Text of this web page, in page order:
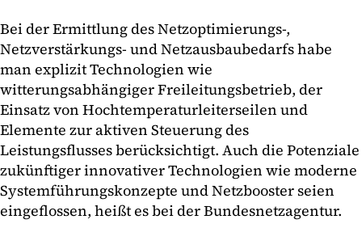
Bei der Ermittlung des Netzoptimierungs-,
Netzverstärkungs- und Netzausbaubedarfs habe
man explizit Technologien wie
witterungsabhängiger Freileitungsbetrieb, der
Einsatz von Hochtemperaturleiterseilen und
Elemente zur aktiven Steuerung des
Leistungsflusses berücksichtigt. Auch die Potenziale
zukünftiger innovativer Technologien wie moderne
Systemführungskonzepte und Netzbooster seien
eingeflossen, heißt es bei der Bundesnetzagentur.